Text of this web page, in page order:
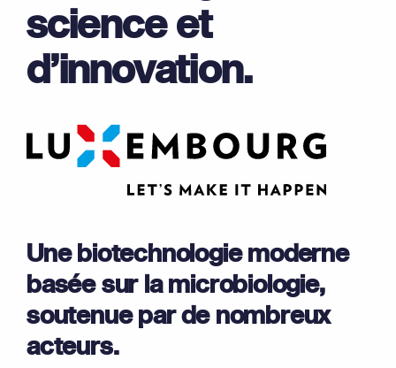
science et
d’innovation.
Une biotechnologie moderne
basée sur la microbiologie,
soutenue par de nombreux
acteurs.